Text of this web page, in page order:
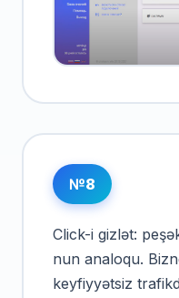
№8
Click-i gizlət:
nun analoqu.
keyfiyyətsiz